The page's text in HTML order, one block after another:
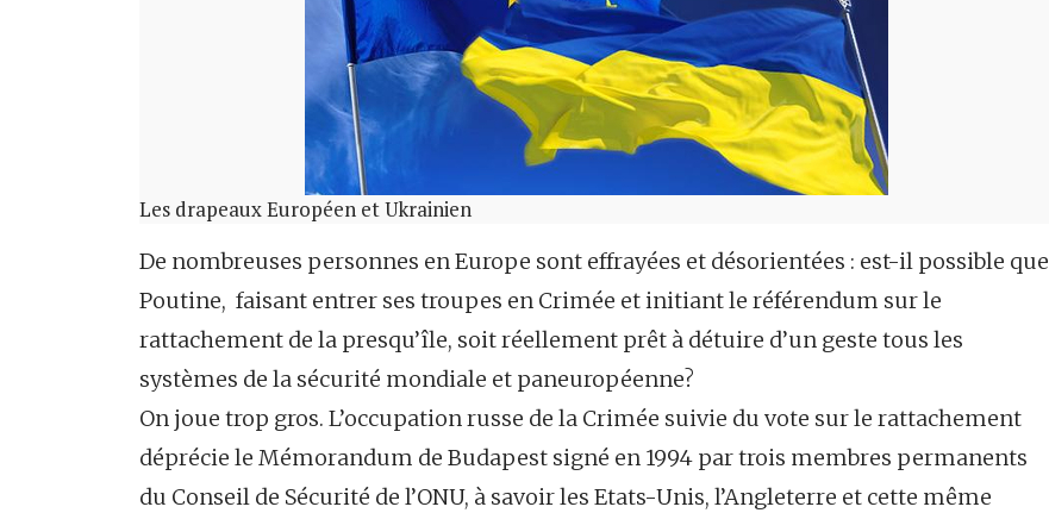
Les drapeaux Européen et Ukrainien
De nombreuses personnes en Europe sont effrayées et désorientées : est-il possible que
Poutine, faisant entrer ses troupes en Crimée et initiant le référendum sur le
rattachement de la presqu’île, soit réellement prêt à détuire d’un geste tous les
systèmes de la sécurité mondiale et paneuropéenne?
On joue trop gros. L’occupation russe de la Crimée suivie du vote sur le rattachement
déprécie le Mémorandum de Budapest signé en 1994 par trois membres permanents
du Conseil de Sécurité de l’ONU, à savoir les Etats-Unis, l’Angleterre et cette même